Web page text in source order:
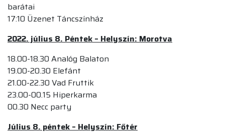
barátai
17:10 Üzenet Táncszínház
2022. július 8. Péntek – Helyszín: Morotva
18.00-18.30 Analóg Balaton
19.00-20.30 Elefánt
21.00-22.30 Vad Fruttik
23.00-00.15 Hiperkarma
00.30 Necc party
Július 8. péntek – Helyszín: Főtér